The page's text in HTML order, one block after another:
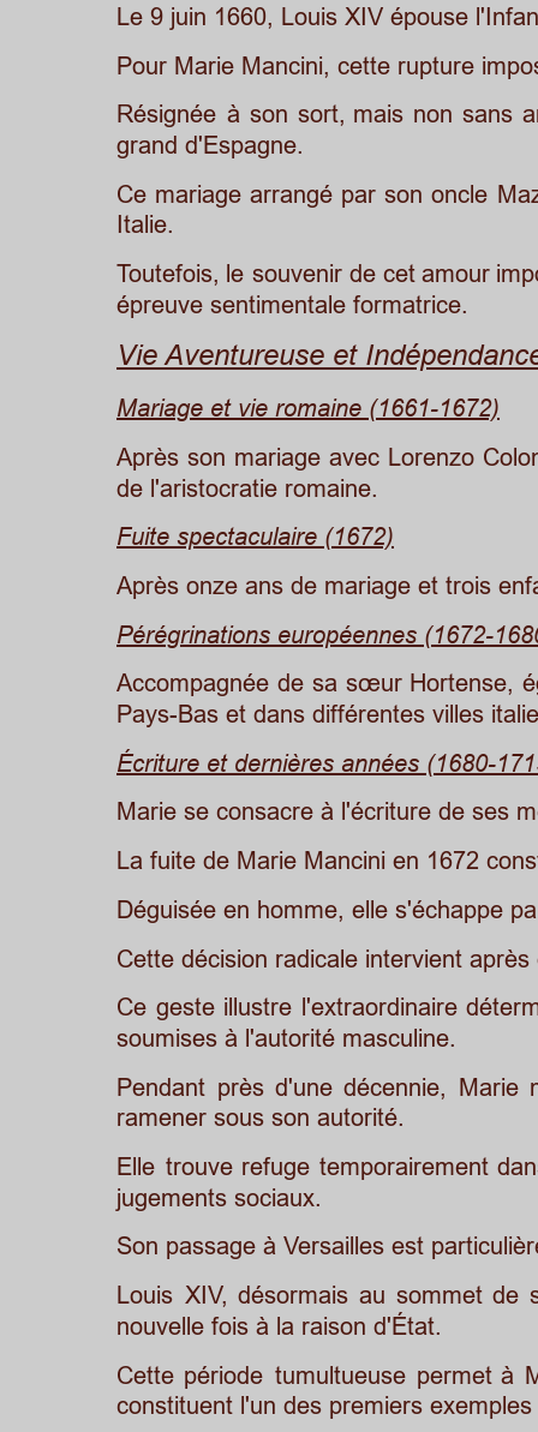
Le 9 juin 1660, Louis XIV épouse
Pour Marie Mancini, cette rupture
Résignée à son sort, mais non sans
grand d'Espagne.
Ce mariage arrangé par son oncle
Italie.
Toutefois, le souvenir de cet amour
épreuve sentimentale formatrice.
Vie Aventureuse et
Mariage et vie romaine (1661-1672)
Après son mariage avec Lorenzo
de l'aristocratie romaine.
Fuite spectaculaire (1672)
Après onze ans de mariage et trois
Pérégrinations européennes (1672-
Accompagnée de sa sœur Hortense,
Pays-Bas et dans différentes villes
Écriture et dernières années (1680-
Marie se consacre à l'écriture de ses
La fuite de Marie Mancini en 1672
Déguisée en homme, elle s'échappe
Cette décision radicale intervient
Ce geste illustre l'extraordinaire
soumises à l'autorité masculine.
Pendant près d'une décennie, Marie
ramener sous son autorité.
Elle trouve refuge temporairement
jugements sociaux.
Son passage à Versailles est
Louis XIV, désormais au sommet de
nouvelle fois à la raison d'État.
Cette période tumultueuse permet à
constituent l'un des premiers